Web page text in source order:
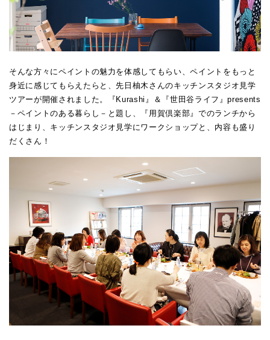
そんな方々にペイントの魅力を体感してもらい、ペイントをもっと
身近に感じてもらえたらと、先日柚木さんのキッチンスタジオ見学
ツアーが開催されました。『Kurashi』＆『世田谷ライフ』presents
－ペイントのある暮らし－と題し、『用賀倶楽部』でのランチから
はじまり、キッチンスタジオ見学にワークショップと、内容も盛り
だくさん！